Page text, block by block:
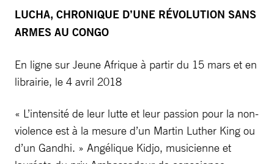
LUCHA, CHRONIQUE D’UNE RÉVOLUTION SANS
ARMES AU CONGO
En ligne sur Jeune Afrique à partir du 15 mars et en
librairie, le 4 avril 2018
« L’intensité de leur lutte et leur passion pour la non-
violence est à la mesure d’un Martin Luther King ou
d’un Gandhi. » Angélique Kidjo, musicienne et